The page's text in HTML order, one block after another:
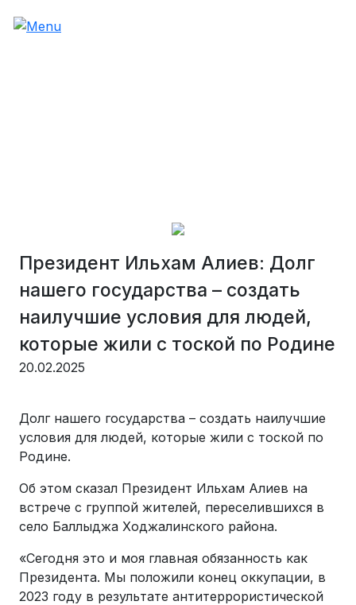
Президент Ильхам Алиев: Долг
нашего государства – создать
наилучшие условия для людей,
которые жили с тоской по Родине
20.02.2025
Долг нашего государства – создать наилучшие
условия для людей, которые жили с тоской по
Родине.
Об этом сказал Президент Ильхам Алиев на
встрече с группой жителей, переселившихся в
село Баллыджа Ходжалинского района.
«Сегодня это и моя главная обязанность как
Президента. Мы положили конец оккупации, в
2023 году в результате антитеррористической